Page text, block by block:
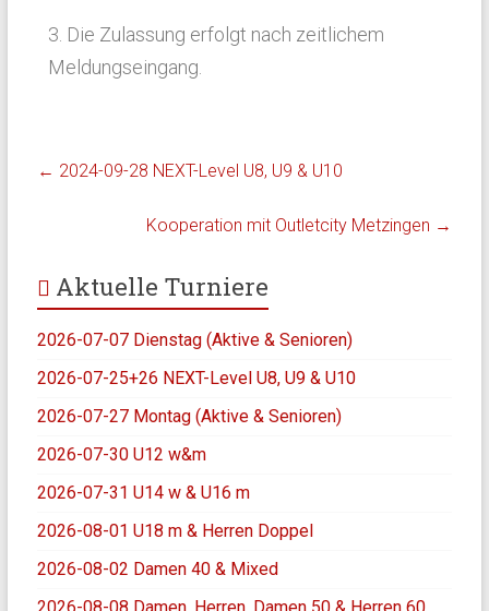
3. Die Zulassung erfolgt nach zeitlichem
Meldungseingang.
← 2024-09-28 NEXT-Level U8, U9 & U10
Kooperation mit Outletcity Metzingen →
Aktuelle Turniere
2026-07-07 Dienstag (Aktive & Senioren)
2026-07-25+26 NEXT-Level U8, U9 & U10
2026-07-27 Montag (Aktive & Senioren)
2026-07-30 U12 w&m
2026-07-31 U14 w & U16 m
2026-08-01 U18 m & Herren Doppel
2026-08-02 Damen 40 & Mixed